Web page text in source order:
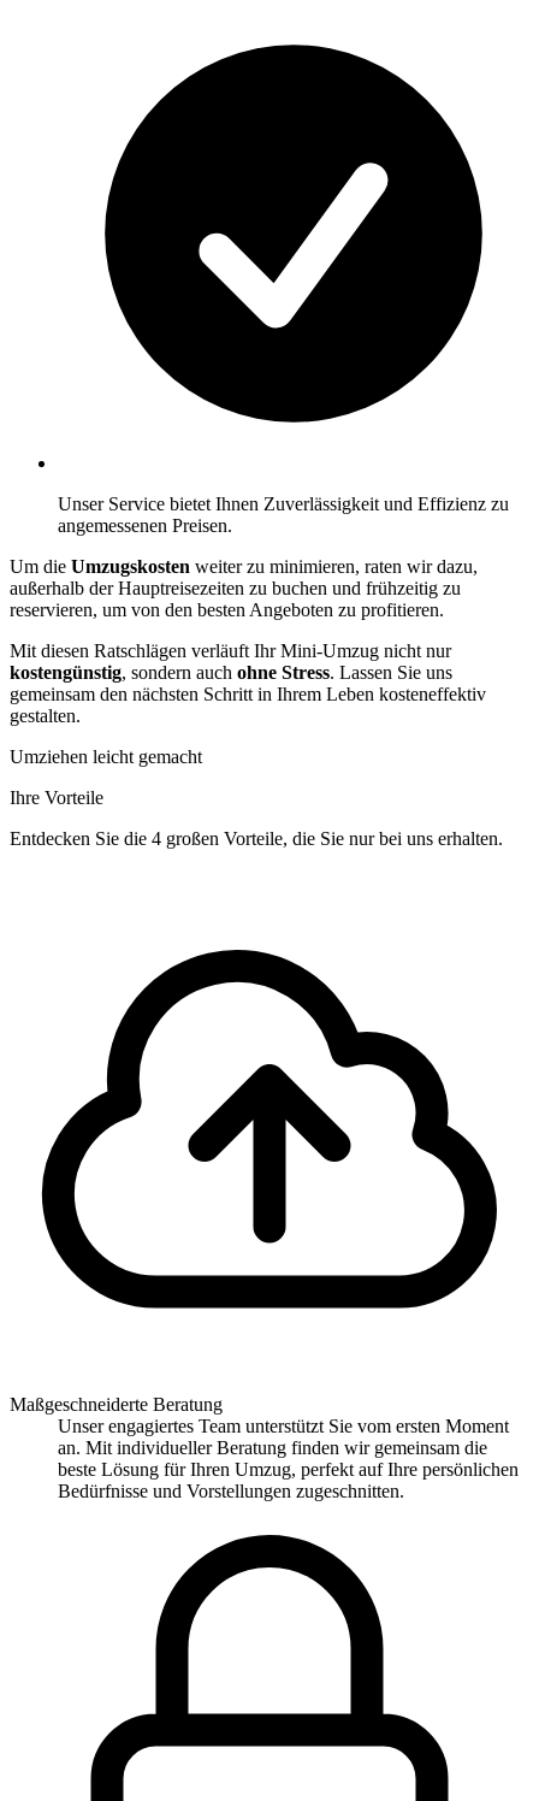
Unser Service bietet Ihnen Zuverlässigkeit und Effizienz zu
angemessenen Preisen.
Um die Umzugskosten weiter zu minimieren, raten wir dazu,
außerhalb der Hauptreisezeiten zu buchen und frühzeitig zu
reservieren, um von den besten Angeboten zu profitieren.
Mit diesen Ratschlägen verläuft Ihr Mini-Umzug nicht nur
kostengünstig, sondern auch ohne Stress. Lassen Sie uns
gemeinsam den nächsten Schritt in Ihrem Leben kosteneffektiv
gestalten.
Umziehen leicht gemacht
Ihre Vorteile
Entdecken Sie die 4 großen Vorteile, die Sie nur bei uns erhalten.
Maßgeschneiderte Beratung
Unser engagiertes Team unterstützt Sie vom ersten Moment
an. Mit individueller Beratung finden wir gemeinsam die
beste Lösung für Ihren Umzug, perfekt auf Ihre persönlichen
Bedürfnisse und Vorstellungen zugeschnitten.